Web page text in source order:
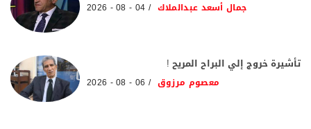
جمال أسعد عبدالملاك 04 - 08 - 2026
تأشيرة خروج إلي البراح المريح !
معصوم مرزوق 06 - 08 - 2026